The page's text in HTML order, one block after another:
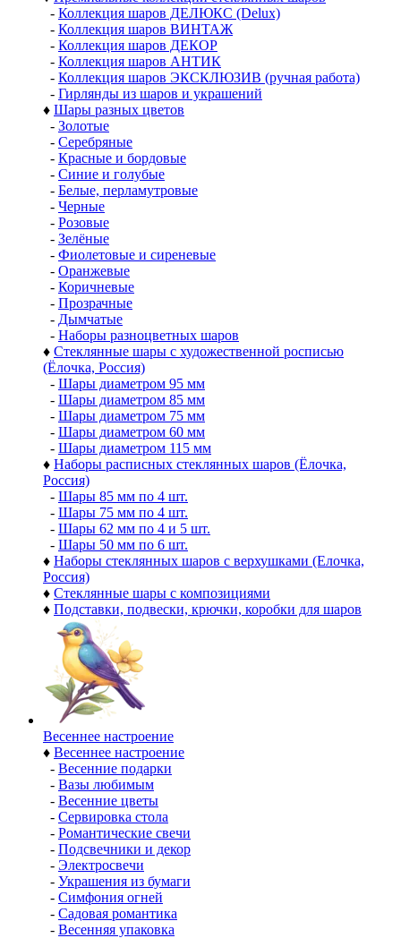
- Коллекция шаров ДЕЛЮКС (Delux)
- Коллекция шаров ВИНТАЖ
- Коллекция шаров ДЕКОР
- Коллекция шаров АНТИК
- Коллекция шаров ЭКСКЛЮЗИВ (ручная работа)
- Гирлянды из шаров и украшений
♦ Шары разных цветов
- Золотые
- Серебряные
- Красные и бордовые
- Синие и голубые
- Белые, перламутровые
- Черные
- Розовые
- Зелёные
- Фиолетовые и сиреневые
- Оранжевые
- Коричневые
- Прозрачные
- Дымчатые
- Наборы разноцветных шаров
♦ Стеклянные шары с художественной росписью
(Ёлочка, Россия)
- Шары диаметром 95 мм
- Шары диаметром 85 мм
- Шары диаметром 75 мм
- Шары диаметром 60 мм
- Шары диаметром 115 мм
♦ Наборы расписных стеклянных шаров (Ёлочка,
Россия)
- Шары 85 мм по 4 шт.
- Шары 75 мм по 4 шт.
- Шары 62 мм по 4 и 5 шт.
- Шары 50 мм по 6 шт.
♦ Наборы стеклянных шаров с верхушками (Елочка,
Россия)
♦ Стеклянные шары с композициями
♦ Подставки, подвески, крючки, коробки для шаров
Весеннее настроение
♦ Весеннее настроение
- Весенние подарки
- Вазы любимым
- Весенние цветы
- Сервировка стола
- Романтические свечи
- Подсвечники и декор
- Электросвечи
- Украшения из бумаги
- Симфония огней
- Садовая романтика
- Весенняя упаковка